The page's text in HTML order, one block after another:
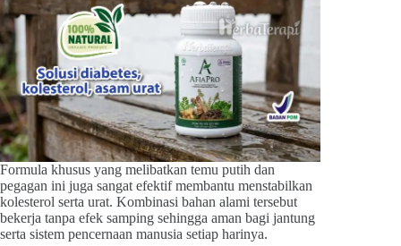
Formula khusus yang melibatkan temu putih dan
pegagan ini juga sangat efektif membantu menstabilkan
kolesterol serta urat. Kombinasi bahan alami tersebut
bekerja tanpa efek samping sehingga aman bagi jantung
serta sistem pencernaan manusia setiap harinya.